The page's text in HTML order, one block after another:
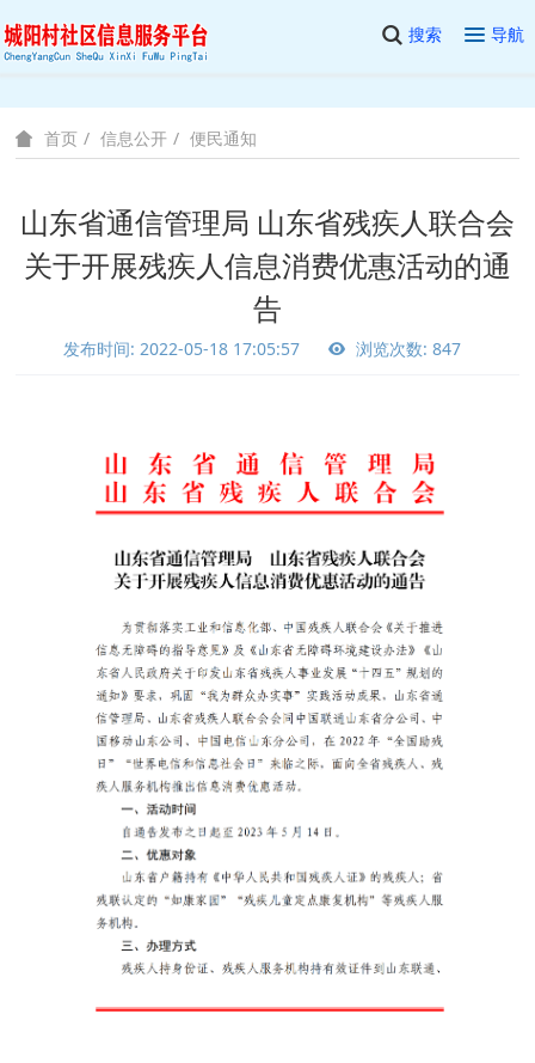
搜索 导航
首页 信息公开 便民通知
山东省通信管理局 山东省残疾人联合会
关于开展残疾人信息消费优惠活动的通
告
发布时间: 2022-05-18 17:05:57 浏览次数: 847